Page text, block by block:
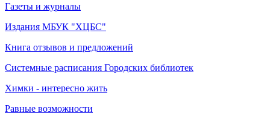
Газеты и журналы
Издания МБУК "ХЦБС"
Книга отзывов и предложений
Системные расписания Городских библиотек
Химки - интересно жить
Равные возможности